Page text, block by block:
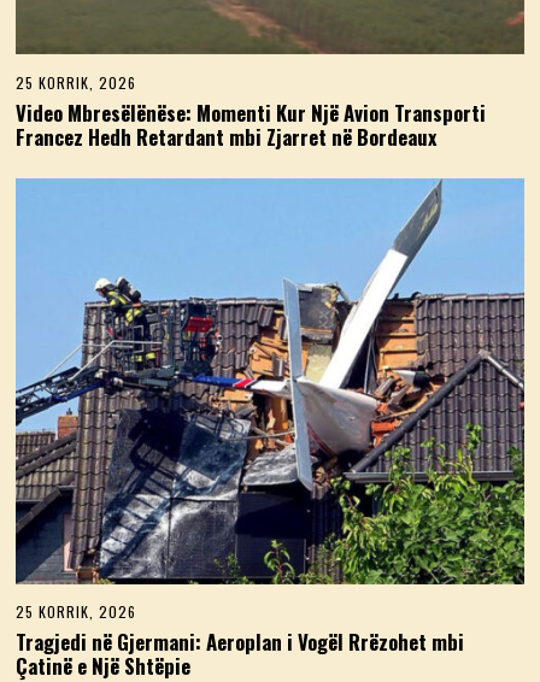
25 KORRIK, 2026
5
K
O
R
2
6
Video Mbresëlënëse: Momenti Kur Një Avion Transporti
Francez Hedh Retardant mbi Zjarret në Bordeaux
25 KORRIK, 2026
K
O
Tragjedi në Gjermani: Aeroplan i Vogël Rrëzohet mbi
Çatinë e Një Shtëpie